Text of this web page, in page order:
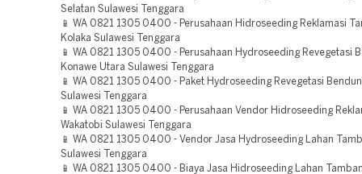
Selatan Sulawesi Tenggara
📱 WA 0821 1305 0400 - Perusahaan Hidroseeding Reklamasi
Kolaka Sulawesi Tenggara
📱 WA 0821 1305 0400 - Perusahaan Hydroseeding Revegetasi
Konawe Utara Sulawesi Tenggara
📱 WA 0821 1305 0400 - Paket Hydroseeding Revegetasi
Sulawesi Tenggara
📱 WA 0821 1305 0400 - Perusahaan Vendor Hidroseeding
Wakatobi Sulawesi Tenggara
📱 WA 0821 1305 0400 - Vendor Jasa Hydroseeding Lahan
Sulawesi Tenggara
📱 WA 0821 1305 0400 - Biaya Jasa Hidroseeding Lahan